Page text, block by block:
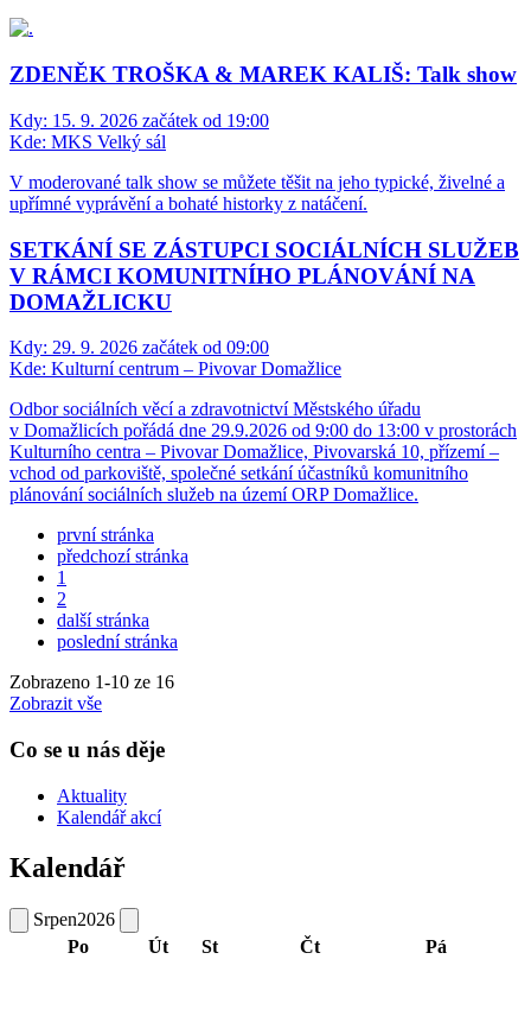
ZDENĚK TROŠKA & MAREK KALIŠ: Talk show
Kdy: 15. 9. 2026 začátek od 19:00
Kde: MKS Velký sál
V moderované talk show se můžete těšit na jeho typické, živelné a
upřímné vyprávění a bohaté historky z natáčení.
SETKÁNÍ SE ZÁSTUPCI SOCIÁLNÍCH SLUŽEB
V RÁMCI KOMUNITNÍHO PLÁNOVÁNÍ NA
DOMAŽLICKU
Kdy: 29. 9. 2026 začátek od 09:00
Kde: Kulturní centrum – Pivovar Domažlice
Odbor sociálních věcí a zdravotnictví Městského úřadu
v Domažlicích pořádá dne 29.9.2026 od 9:00 do 13:00 v prostorách
Kulturního centra – Pivovar Domažlice, Pivovarská 10, přízemí –
vchod od parkoviště, společné setkání účastníků komunitního
plánování sociálních služeb na území ORP Domažlice.
první stránka
předchozí stránka
1
2
další stránka
poslední stránka
Zobrazeno 1-10 ze 16
Zobrazit vše
Co se u nás děje
Aktuality
Kalendář akcí
Kalendář
Srpen2026
Po
Út St Čt Pá